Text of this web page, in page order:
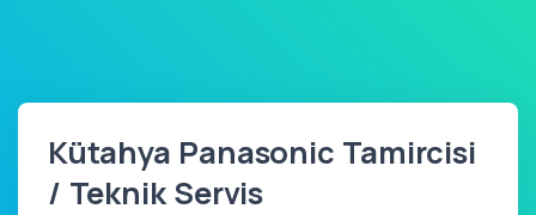
Kütahya Panasonic Tamircisi
/ Teknik Servis